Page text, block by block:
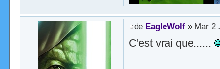
de EagleWolf» Mar 2
C'est vrai que......